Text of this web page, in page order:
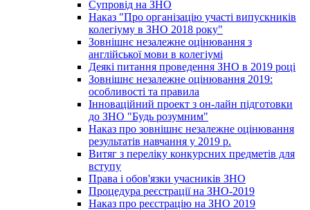
Супровід на ЗНО
Наказ "Про організацію участі випускників
колегіуму в ЗНО 2018 року"
Зовнішнє незалежне оцінювання з
англійської мови в колегіумі
Деякі питання проведення ЗНО в 2019 році
Зовнішнє незалежне оцінювання 2019:
особливості та правила
Інноваційний проект з он-лайн підготовки
до ЗНО "Будь розумним"
Наказ про зовнішнє незалежне оцінювання
результатів навчання у 2019 р.
Витяг з переліку конкурсних предметів для
вступу
Права і обов'язки учасників ЗНО
Процедура реєстрації на ЗНО-2019
Наказ про реєстрацію на ЗНО 2019